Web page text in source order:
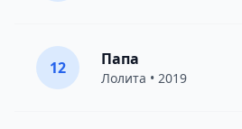
12 Папа
Лолита • 2019